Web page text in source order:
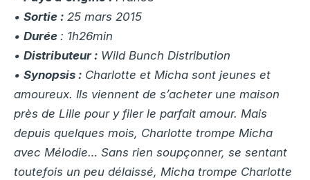
• Sortie : 25 mars 2015
• Durée : 1h26min
• Distributeur : Wild Bunch Distribution
• Synopsis : Charlotte et Micha sont jeunes et
amoureux. Ils viennent de s’acheter une maison
près de Lille pour y filer le parfait amour. Mais
depuis quelques mois, Charlotte trompe Micha
avec Mélodie… Sans rien soupçonner, se sentant
toutefois un peu délaissé, Micha trompe Charlotte